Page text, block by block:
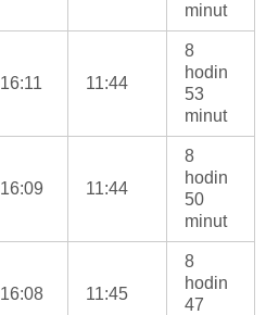
minut
16:11 11:44
8
hodin
53
minut
16:09 11:44
8
hodin
50
minut
16:08 11:45
8
hodin
47